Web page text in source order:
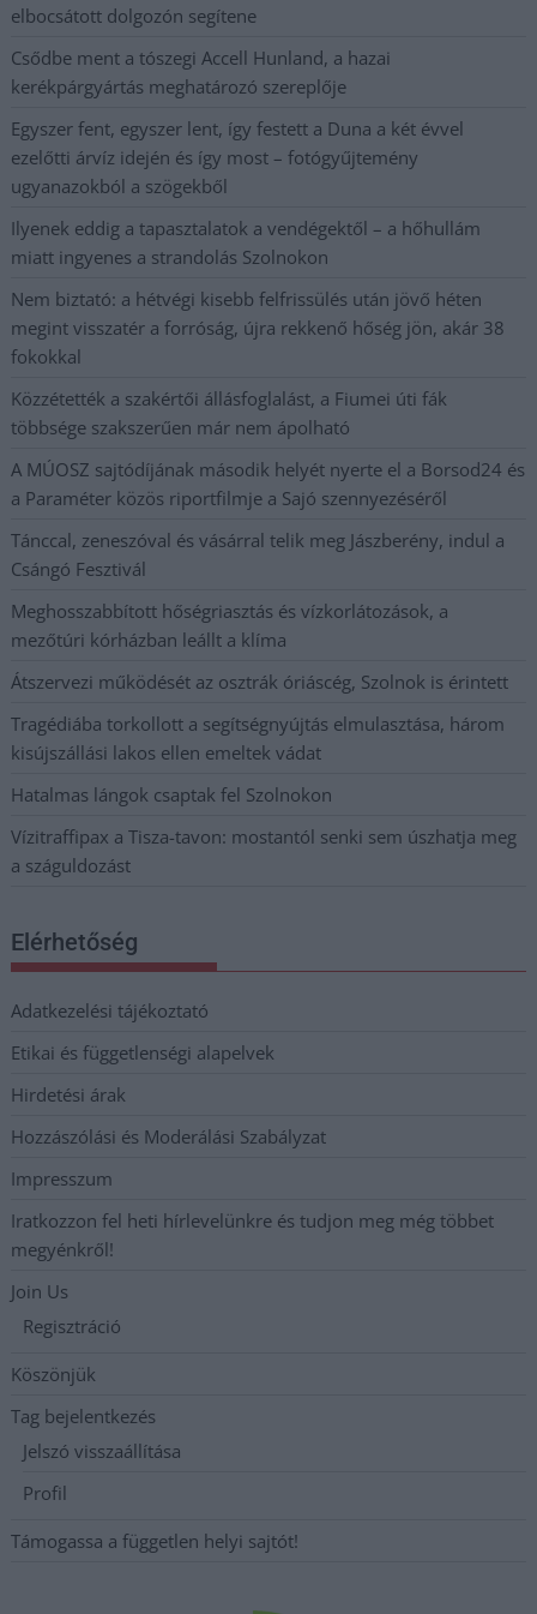
elbocsátott dolgozón segítene
Csődbe ment a tószegi Accell Hunland, a hazai
kerékpárgyártás meghatározó szereplője
Egyszer fent, egyszer lent, így festett a Duna a két évvel
ezelőtti árvíz idején és így most – fotógyűjtemény
ugyanazokból a szögekből
Ilyenek eddig a tapasztalatok a vendégektől – a hőhullám
miatt ingyenes a strandolás Szolnokon
Nem biztató: a hétvégi kisebb felfrissülés után jövő héten
megint visszatér a forróság, újra rekkenő hőség jön, akár 38
fokokkal
Közzétették a szakértői állásfoglalást, a Fiumei úti fák
többsége szakszerűen már nem ápolható
A MÚOSZ sajtódíjának második helyét nyerte el a Borsod24 és
a Paraméter közös riportfilmje a Sajó szennyezéséről
Tánccal, zeneszóval és vásárral telik meg Jászberény, indul a
Csángó Fesztivál
Meghosszabbított hőségriasztás és vízkorlátozások, a
mezőtúri kórházban leállt a klíma
Átszervezi működését az osztrák óriáscég, Szolnok is érintett
Tragédiába torkollott a segítségnyújtás elmulasztása, három
kisújszállási lakos ellen emeltek vádat
Hatalmas lángok csaptak fel Szolnokon
Vízitraffipax a Tisza-tavon: mostantól senki sem úszhatja meg
a száguldozást
Elérhetőség
Adatkezelési tájékoztató
Etikai és függetlenségi alapelvek
Hirdetési árak
Hozzászólási és Moderálási Szabályzat
Impresszum
Iratkozzon fel heti hírlevelünkre és tudjon meg még többet
megyénkről!
Join Us
Regisztráció
Köszönjük
Tag bejelentkezés
Jelszó visszaállítása
Profil
Támogassa a független helyi sajtót!